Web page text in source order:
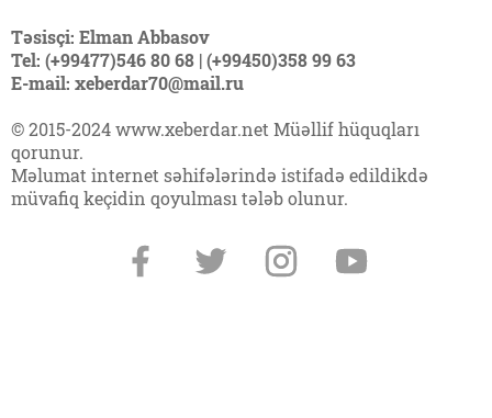
Təsisçi: Elman Abbasov
Tel: (+99477)546 80 68 | (+99450)358 99 63
E-mail: xeberdar70@mail.ru
© 2015-2024 www.xeberdar.net Müəllif hüquqları
qorunur.
Məlumat internet səhifələrində istifadə edildikdə
müvafiq keçidin qoyulması tələb olunur.